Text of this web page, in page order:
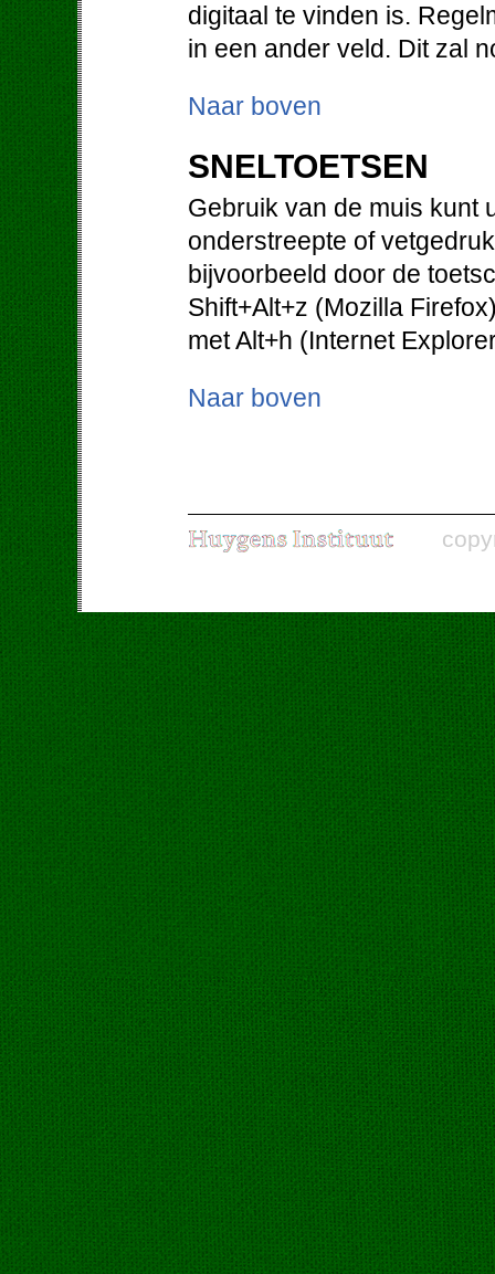
digitaal te vinden is.
in een ander veld. Dit zal
Naar boven
SNELTOETSEN
Gebruik van de muis kunt
onderstreepte of
bijvoorbeeld door de
Shift+Alt+z (Mozilla
met Alt+h (Internet
Naar boven